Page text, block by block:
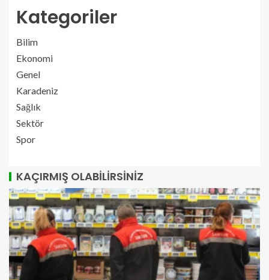
Kategoriler
Bilim
Ekonomi
Genel
Karadeniz
Sağlık
Sektör
Spor
KAÇIRMIŞ OLABILIRSINIZ